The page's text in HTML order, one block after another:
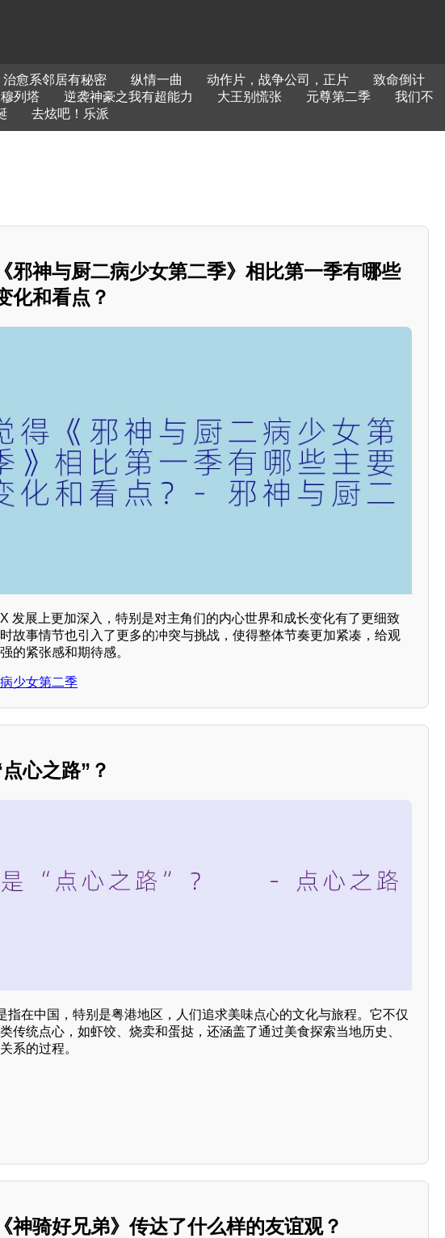
治愈系邻居有秘密 纵情一曲 动作片，战争公司，正片
致命倒计
列塔 逆袭神豪之我有超能力 大王别慌张 元尊第二季
我们不
去炫吧！乐派
邪神与厨二病少女第二季》相比第一季有哪些
化和看点？
发展上更加深入，特别是对主角们的内心世界和成长变化有了更细致
故事情节也引入了更多的冲突与挑战，使得整体节奏更加紧凑，给观
的紧张感和期待感。
少女第二季
心之路”？
指在中国，特别是粤港地区，人们追求美味点心的文化与旅程。它不仅
传统点心，如虾饺、烧卖和蛋挞，还涵盖了通过美食探索当地历史、
系的过程。
神骑好兄弟》传达了什么样的友谊观？